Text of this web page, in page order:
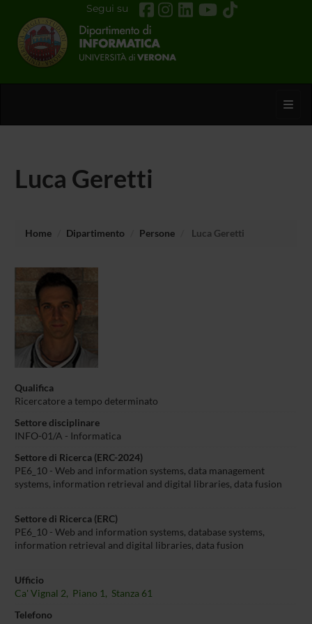
Segui su
Luca Geretti
Home Dipartimento Persone Luca Geretti
Qualifica
Ricercatore a tempo determinato
Settore disciplinare
INFO-01/A - Informatica
Settore di Ricerca (ERC-2024)
PE6_10 - Web and information systems, data management
systems, information retrieval and digital libraries, data fusion
Settore di Ricerca (ERC)
PE6_10 - Web and information systems, database systems,
information retrieval and digital libraries, data fusion
Ufficio
Ca' Vignal 2, Piano 1, Stanza 61
Telefono